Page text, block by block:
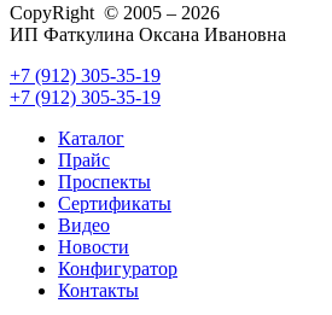
CopyRight © 2005 – 2026
ИП Фаткулина Оксана Ивановна
+7 (912) 305-35-19
+7 (912) 305-35-19
Каталог
Прайс
Проспекты
Сертификаты
Видео
Новости
Конфигуратор
Контакты